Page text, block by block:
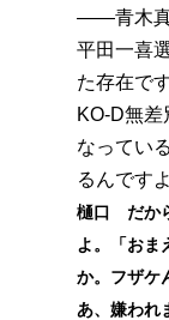
――青木真
平田一喜
た存在で
KO-D無
なってい
るんです
樋口 だか
よ。「おま
か。フザケ
あ、嫌われ